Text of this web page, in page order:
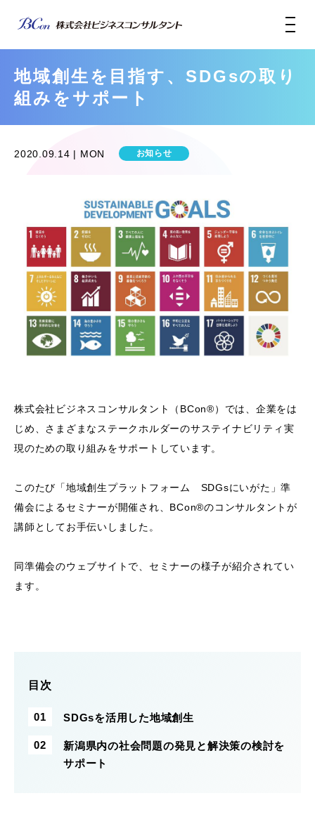
地域創生を目指す、SDGsの取り
組みをサポート
2020.09.14 | MON お知らせ
株式会社ビジネスコンサルタント（BCon®）では、企業をは
じめ、さまざまなステークホルダーのサステイナビリティ実
現のための取り組みをサポートしています。
このたび「地域創生プラットフォーム SDGsにいがた」準
備会によるセミナーが開催され、BCon®のコンサルタントが
講師としてお手伝いしました。
同準備会のウェブサイトで、セミナーの様子が紹介されてい
ます。
目次
SDGsを活用した地域創生
新潟県内の社会問題の発見と解決策の検討を
サポート